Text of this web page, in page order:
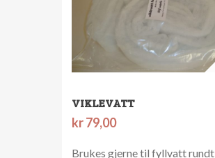
VIKLEVATT
kr79,00
Brukes gjerne til fyllvatt rundt